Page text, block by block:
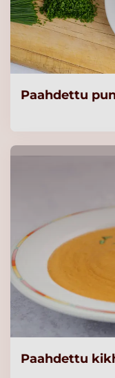
Paahdettu
Paahdettu